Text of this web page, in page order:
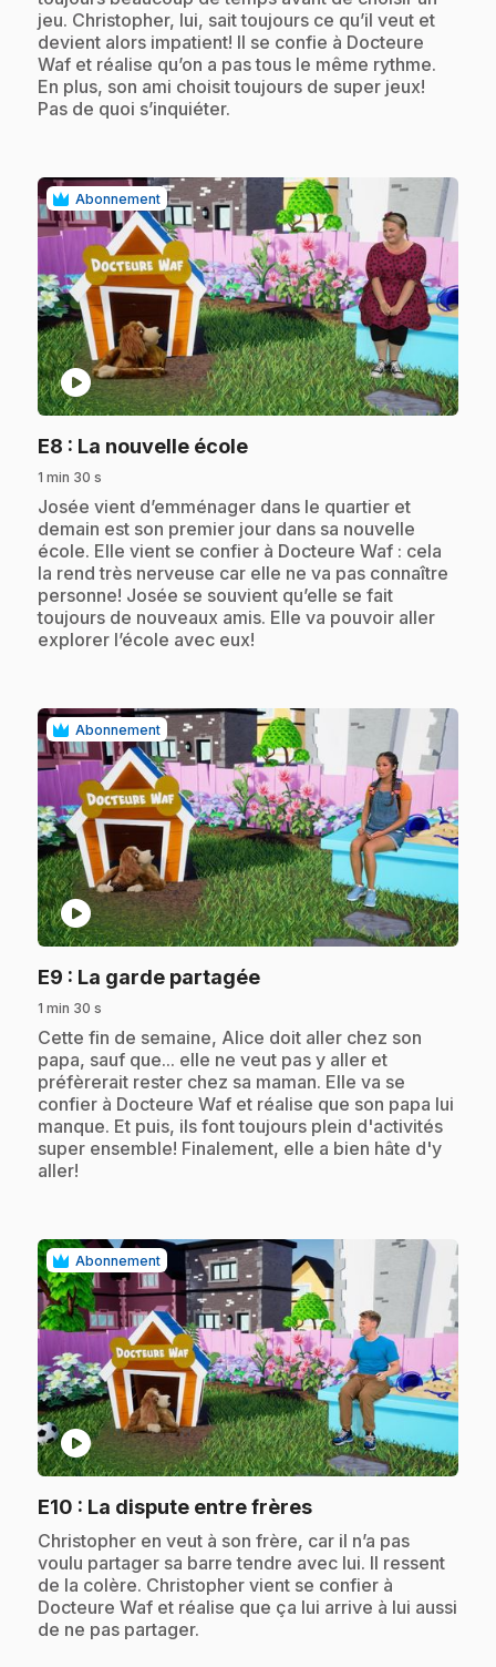
jeu. Christopher, lui, sait toujours ce qu’il veut et
devient alors impatient! Il se confie à Docteure
Waf et réalise qu’on a pas tous le même rythme.
En plus, son ami choisit toujours de super jeux!
Pas de quoi s’inquiéter.
Abonnement
play_circle
E8 : La nouvelle école.
1 min 30 s
.Josée vient d’emménager dans le quartier et
demain est son premier jour dans sa nouvelle
école. Elle vient se confier à Docteure Waf : cela
la rend très nerveuse car elle ne va pas connaître
personne! Josée se souvient qu’elle se fait
toujours de nouveaux amis. Elle va pouvoir aller
explorer l’école avec eux!
Abonnement
play_circle
E9 : La garde partagée.
1 min 30 s
.Cette fin de semaine, Alice doit aller chez son
papa, sauf que... elle ne veut pas y aller et
préfèrerait rester chez sa maman. Elle va se
confier à Docteure Waf et réalise que son papa lui
manque. Et puis, ils font toujours plein d'activités
super ensemble! Finalement, elle a bien hâte d'y
aller!
Abonnement
play_circle
E10 : La dispute entre frères.
.Christopher en veut à son frère, car il n’a pas
voulu partager sa barre tendre avec lui. Il ressent
de la colère. Christopher vient se confier à
Docteure Waf et réalise que ça lui arrive à lui aussi
de ne pas partager.